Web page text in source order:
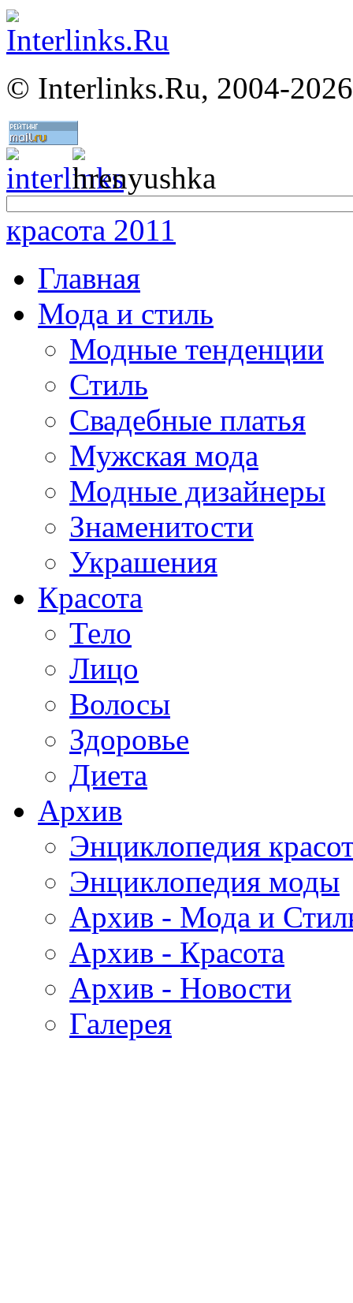
© Interlinks.Ru, 2004-2026
красота 2011
Главная
Мода и стиль
Модные тенденции
Стиль
Свадебные платья
Мужская мода
Модные дизайнеры
Знаменитости
Украшения
Красота
Тело
Лицо
Волосы
Здоровье
Диета
Архив
Энциклопедия
Энциклопедия моды
Архив - Мода и
Архив - Красота
Архив - Новости
Галерея